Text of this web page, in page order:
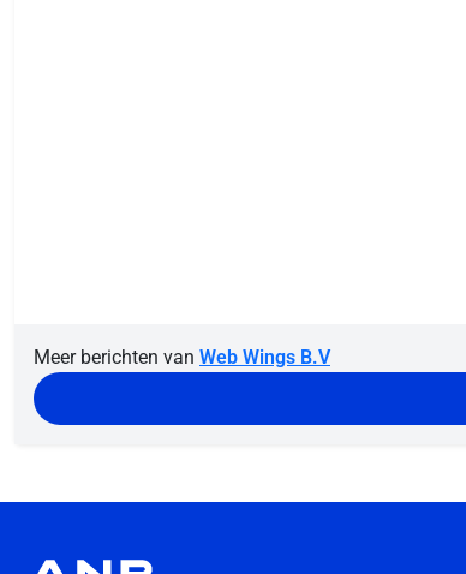
Meer berichten van Web Wings B.V